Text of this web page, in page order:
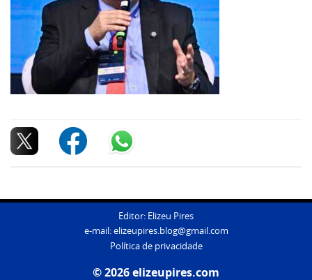
Editor: Elizeu Pires
e-mail:elizeupires.blog@gmail.com
Política de privacidade
© 2026 elizeupires.com